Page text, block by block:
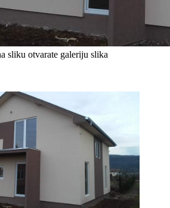
sliku otvarate galeriju slika